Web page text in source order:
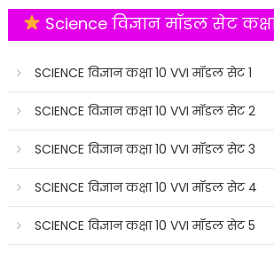
Science विज्ञान मॉडल सेट
SCIENCE विज्ञान कक्षा 10 VVI मॉडल सेट 1
SCIENCE विज्ञान कक्षा 10 VVI मॉडल सेट 2
SCIENCE विज्ञान कक्षा 10 VVI मॉडल सेट 3
SCIENCE विज्ञान कक्षा 10 VVI मॉडल सेट 4
SCIENCE विज्ञान कक्षा 10 VVI मॉडल सेट 5